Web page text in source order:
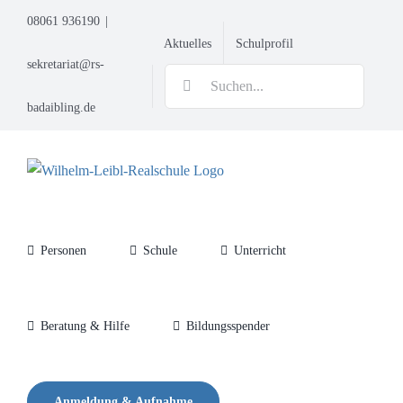
springen
08061 936190
sekretariat@rs-
badaibling.de
Aktuelles Schulprofil
Personen Schule Unterricht
Beratung & Hilfe Bildungsspender